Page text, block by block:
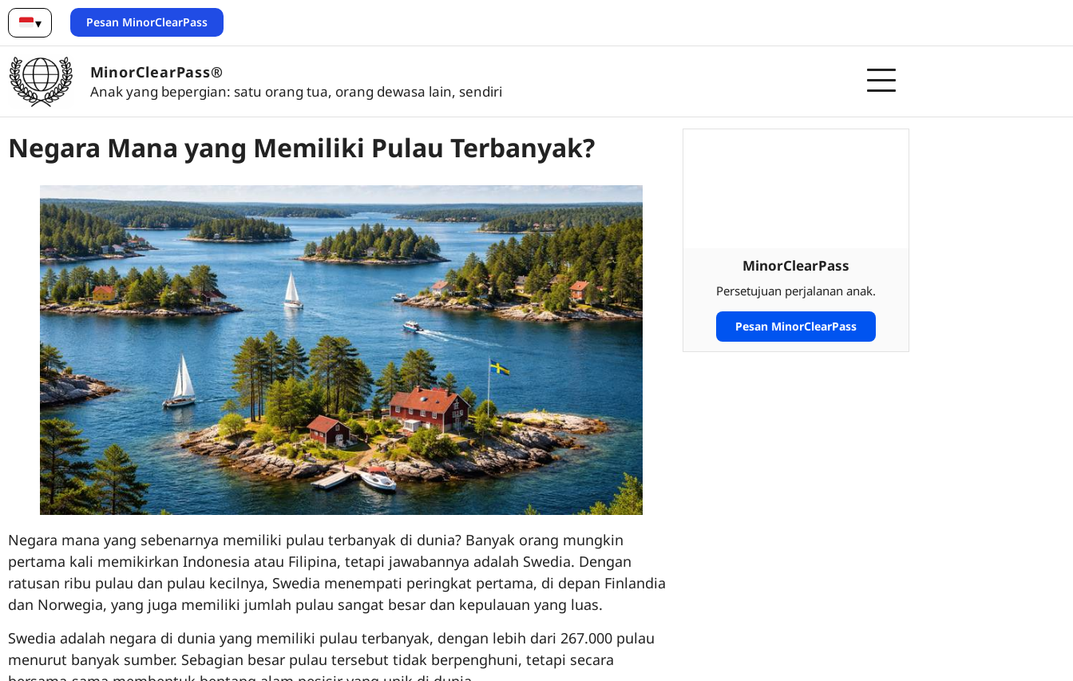
▾
Bahasa Indonesia
Pesan MinorClearPass
MinorClearPass®
Anak yang bepergian: satu orang tua, orang dewasa lain, sendiri
Negara Mana yang Memiliki Pulau Terbanyak?
Negara mana yang sebenarnya memiliki pulau terbanyak di dunia? Banyak orang mungkin
pertama kali memikirkan Indonesia atau Filipina, tetapi jawabannya adalah Swedia. Dengan
ratusan ribu pulau dan pulau kecilnya, Swedia menempati peringkat pertama, di depan Finlandia
dan Norwegia, yang juga memiliki jumlah pulau sangat besar dan kepulauan yang luas.
Swedia adalah negara di dunia yang memiliki pulau terbanyak, dengan lebih dari 267.000 pulau
menurut banyak sumber. Sebagian besar pulau tersebut tidak berpenghuni, tetapi secara
MinorClearPass
Persetujuan perjalanan anak.
Pesan MinorClearPass